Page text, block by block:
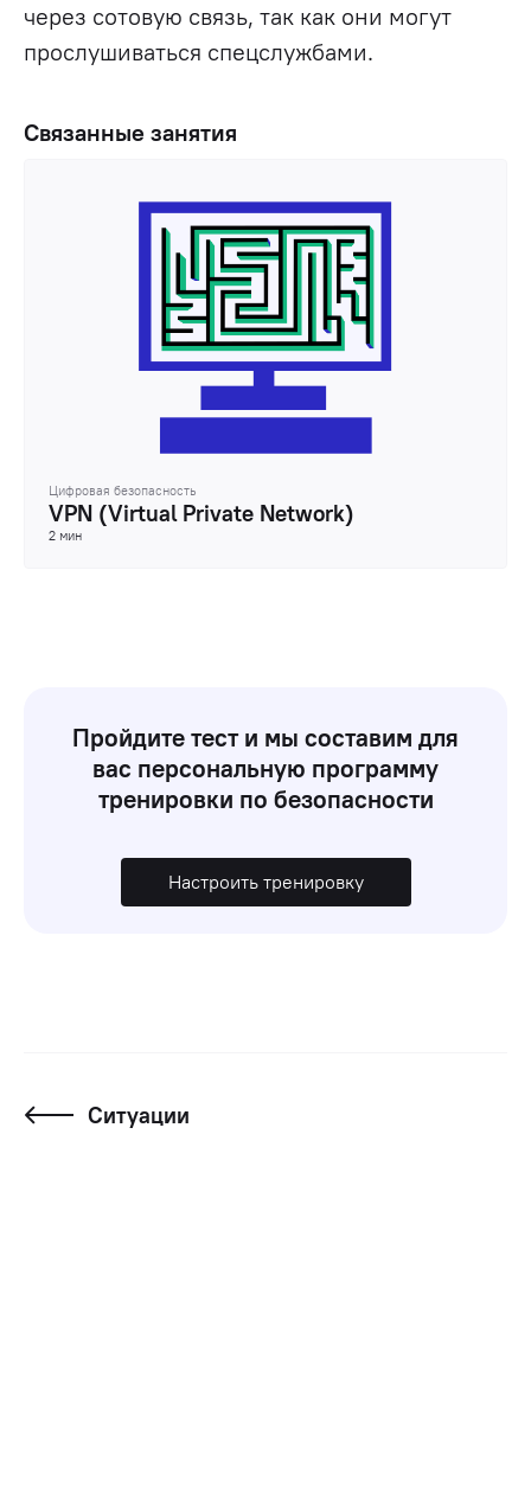
через сотовую связь, так как они могут
прослушиваться спецслужбами.
Связанные занятия
Цифровая безопасность
VPN (Virtual Private Network)
2 мин
Пройдите тест и мы составим для
вас персональную программу
тренировки по безопасности
Настроить тренировку
Ситуации